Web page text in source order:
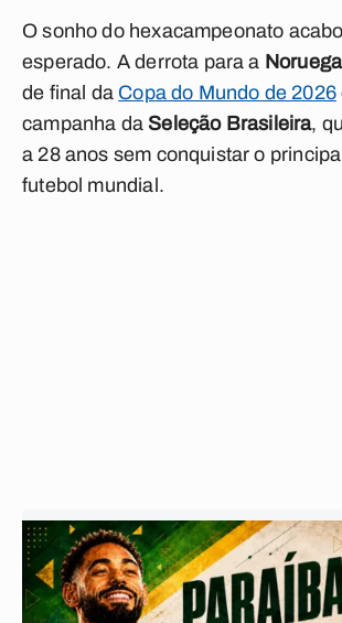
O sonho do hexacampeonato
esperado. A derrota para a Noruega
de final da Copa do Mundo de 2026
campanha da Seleção Brasileira,
a 28 anos sem conquistar o
futebol mundial.